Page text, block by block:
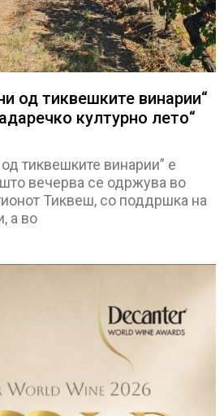
од тиквешките винарии“
културно лето“
тиквешките винарии” е
вечерва се одржува во
Тиквеш, со поддршка на
а во